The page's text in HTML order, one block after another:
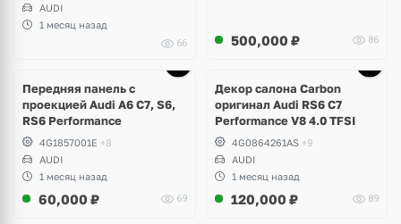
AUDI
1 месяц назад
66
500,000 ₽ 86
Передняя панель с
проекцией Audi A6 C7, S6,
RS6 Performance
4G1857001E +8
AUDI
1 месяц назад
60,000 ₽ 69
Декор салона Carbon
оригинал Audi RS6 C7
Performance V8 4.0 TFSI
4G0864261AS +9
AUDI
1 месяц назад
120,000 ₽ 89